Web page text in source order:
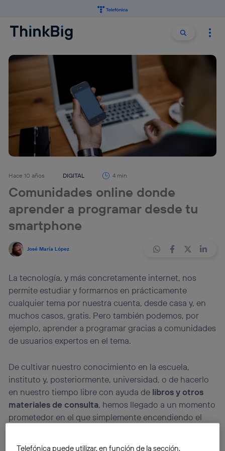
Buscar
Hace 10 años DIGITAL 4 min
Comunidades online donde
aprender a programar desde tu
smartphone
José María López
La tecnología, y más concretamente internet, nos
permite estudiar y formarnos en prácticamente
cualquier tema por nuestra cuenta, desde casa y, en
muchos casos, gratis. Pero también podemos, por
ejemplo, aprender a programar gracias a comunidades
de usuarios expertos en el tema.
De cultivar nuestro conocimiento en la escuela,
instituto y, posteriormente, universidad, o de hacerlo
en nuestro tiempo libre con ayuda de libros y otros
materiales de consulta, hemos llegado a un momento
prometedor en el que simplemente encendiendo el
Telefónica puede utilizar, en función de la sección,